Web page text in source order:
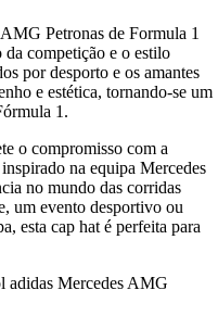
Petronas de Formula 1
competição e o estilo
por desporto e os amantes
e estética, tornando-se um
1.
o compromisso com a
na equipa Mercedes
no mundo das corridas
um evento desportivo ou
esta cap hat é perfeita para
adidas Mercedes AMG